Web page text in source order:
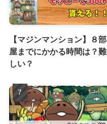
【マジンマンション】８部
屋までにかかる時間は？難
しい？